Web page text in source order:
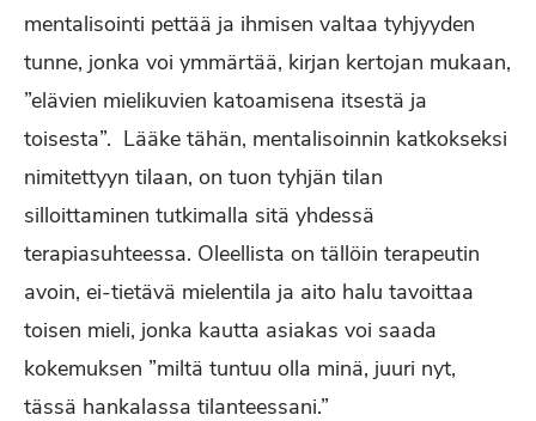
mentalisointi pettää ja ihmisen valtaa tyhjyyden
tunne, jonka voi ymmärtää, kirjan kertojan mukaan,
”elävien mielikuvien katoamisena itsestä ja
toisesta”. Lääke tähän, mentalisoinnin katkokseksi
nimitettyyn tilaan, on tuon tyhjän tilan
silloittaminen tutkimalla sitä yhdessä
terapiasuhteessa. Oleellista on tällöin terapeutin
avoin, ei-tietävä mielentila ja aito halu tavoittaa
toisen mieli, jonka kautta asiakas voi saada
kokemuksen ”miltä tuntuu olla minä, juuri nyt,
tässä hankalassa tilanteessani.”